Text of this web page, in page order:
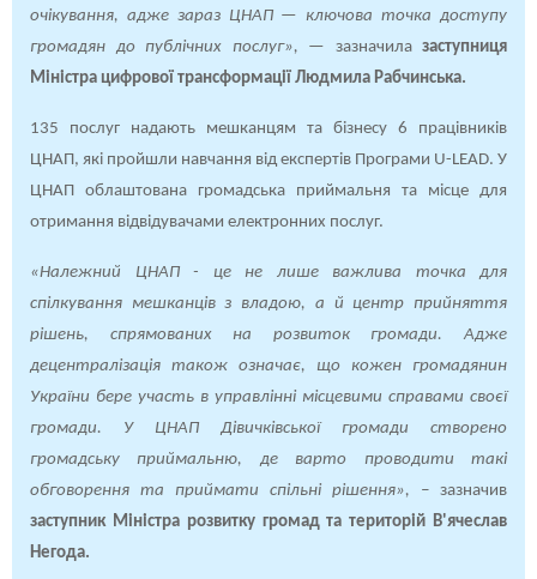
очікування, адже зараз ЦНАП — ключова точка доступу
громадян до публічних послуг», — зазначила заступниця
Міністра цифрової трансформації Людмила Рабчинська.
135 послуг надають мешканцям та бізнесу 6 працівників
ЦНАП, які пройшли навчання від експертів Програми U-LEAD. У
ЦНАП облаштована громадська приймальня та місце для
отримання відвідувачами електронних послуг.
«Належний ЦНАП - це не лише важлива точка для
спілкування мешканців з владою, а й центр прийняття
рішень, спрямованих на розвиток громади. Адже
децентралізація також означає, що кожен громадянин
України бере участь в управлінні місцевими справами своєї
громади. У ЦНАП Дівичківської громади створено
громадську приймальню, де варто проводити такі
обговорення та приймати спільні рішення»,
– зазначив
заступник Міністра розвитку громад та територій В'ячеслав
Негода.